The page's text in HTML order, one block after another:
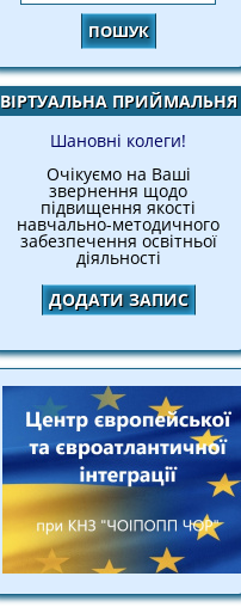
ВІРТУАЛЬНА ПРИЙМАЛЬНЯ
Шановні колеги!
Очікуємо на Ваші
звернення щодо
підвищення якості
навчально-методичного
забезпечення освітньої
діяльності
ДОДАТИ ЗАПИС